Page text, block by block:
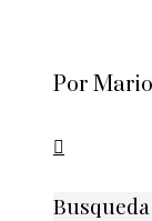
Por
Busqueda